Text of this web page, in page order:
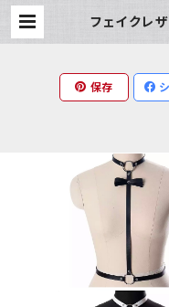
フェイクレ
保存